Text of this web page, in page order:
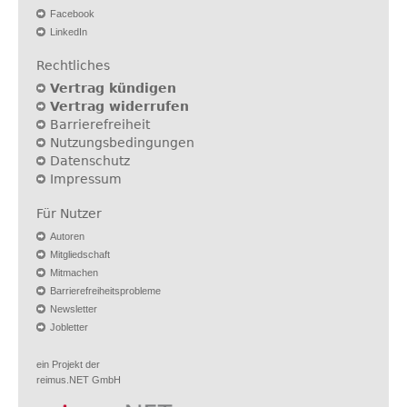
Facebook
LinkedIn
Rechtliches
Vertrag kündigen
Vertrag widerrufen
Barrierefreiheit
Nutzungsbedingungen
Datenschutz
Impressum
Für Nutzer
Autoren
Mitgliedschaft
Mitmachen
Barrierefreiheitsprobleme
Newsletter
Jobletter
ein Projekt der
reimus.NET GmbH